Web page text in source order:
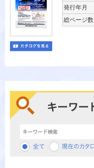
発行年月
総ページ数
キーワード検索